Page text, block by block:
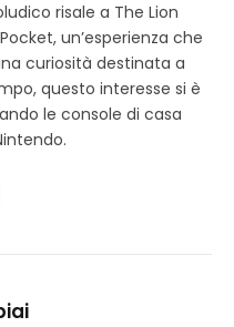
risale a The Lion
un’esperienza che
curiosità destinata a
questo interesse si è
le console di casa